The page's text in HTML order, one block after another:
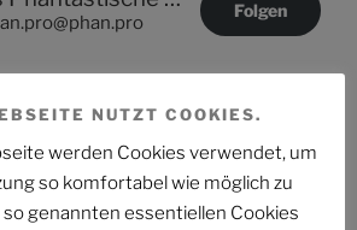
Folgen
Nr. 002: Der auch noch? Ein Mann
NUTZT COOKIES.
werden Cookies verwendet, um
so komfortabel wie möglich zu
so genannten essentiellen Cookies